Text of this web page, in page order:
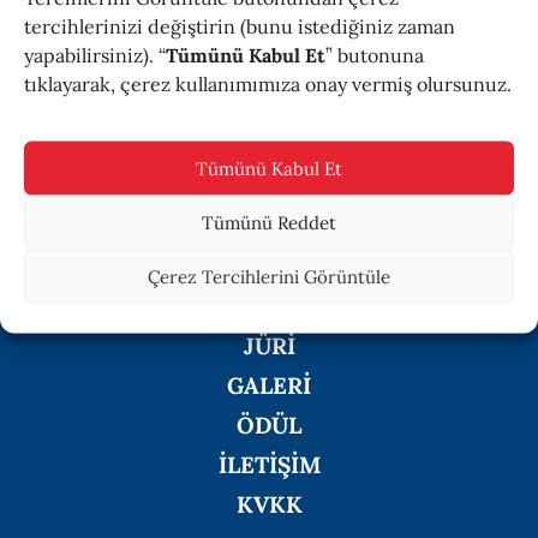
tercihlerinizi değiştirin (bunu istediğiniz zaman
yapabilirsiniz). “Tümünü Kabul Et” butonuna
tıklayarak, çerez kullanımımıza onay vermiş olursunuz.
Tümünü Kabul Et
Tümünü Reddet
Çerez Tercihlerini Görüntüle
Ödül
İletişim
kaydı ekledi.
35 YAŞ ALTI 3 ŞEF NEDİR
KAZANANLAR
JÜRİ
GALERİ
ÖDÜL
İLETİŞİM
KVKK